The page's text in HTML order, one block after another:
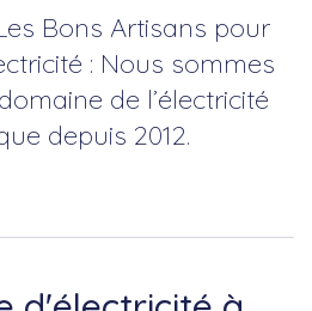
Bons Artisans pour
: Nous sommes
de l’électricité
depuis 2012.